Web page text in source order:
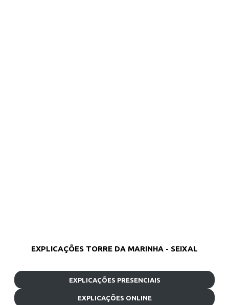
EXPLICAÇÕES TORRE DA MARINHA - SEIXAL
EXPLICAÇÕES PRESENCIAIS
EXPLICAÇÕES ONLINE